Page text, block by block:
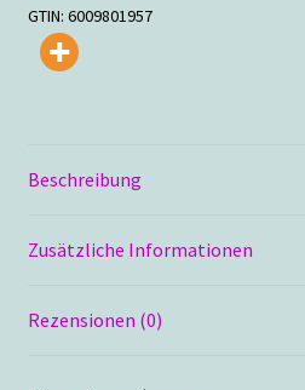
GTIN: 6009801957
Beschreibung
Zusätzliche Informationen
Rezensionen (0)